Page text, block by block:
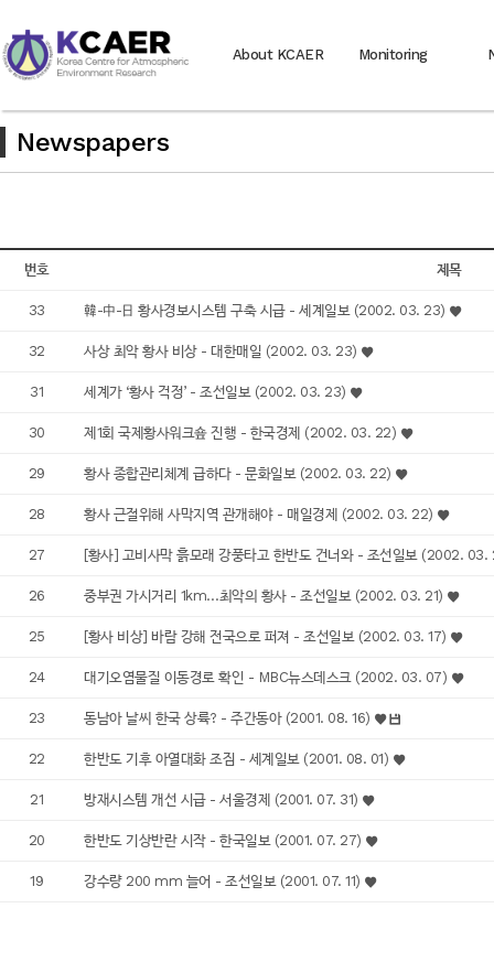
About KCAER Monitoring
Newspapers
번호 제목
33 韓-中-日 황사경보시스템 구축 시급 - 세계일보 (2002. 03. 23)
32 사상 최악 황사 비상 - 대한매일 (2002. 03. 23)
31 세계가 ‘황사 걱정’ - 조선일보 (2002. 03. 23)
30 제1회 국제황사워크숖 진행 - 한국경제 (2002. 03. 22)
29 황사 종합관리체계 급하다 - 문화일보 (2002. 03. 22)
28 황사 근절위해 사막지역 관개해야 - 매일경제 (2002. 03. 22)
27 [황사] 고비사막 흙모래 강풍타고 한반도 건너와 - 조선일보 (2002. 03.
26 중부권 가시거리 1km…최악의 황사 - 조선일보 (2002. 03. 21)
25 [황사 비상] 바람 강해 전국으로 퍼져 - 조선일보 (2002. 03. 17)
24 대기오염물질 이동경로 확인 - MBC뉴스데스크 (2002. 03. 07)
23 동남아 날씨 한국 상륙? - 주간동아 (2001. 08. 16)
22 한반도 기후 아열대화 조짐 - 세계일보 (2001. 08. 01)
21 방재시스템 개선 시급 - 서울경제 (2001. 07. 31)
20 한반도 기상반란 시작 - 한국일보 (2001. 07. 27)
19 강수량 200 mm 늘어 - 조선일보 (2001. 07. 11)